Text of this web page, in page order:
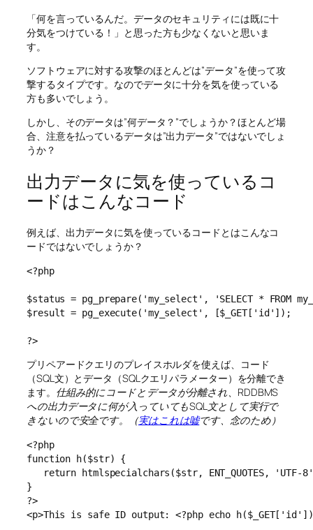
「何を言っているんだ。データのセキュリティには既に十
分気をつけている！」と思った方も少なくないと思いま
す。
ソフトウェアに対する攻撃のほとんどは”データ”を使って攻
撃するタイプです。なのでデータに十分を気を使っている
方も多いでしょう。
しかし、そのデータは”何データ？”でしょうか？ほとんど場
合、注意を払っているデータは”出力データ”ではないでしょ
うか？
出力データに気を使っているコ
ードはこんなコード
例えば、出力データに気を使っているコードとはこんなコ
ードではないでしょうか？
<?php
$status = pg_prepare('my_select', 'SELECT * FROM
$result = pg_execute('my_select', [$_GET['id']);
?>
プリペアードクエリのプレイスホルダを使えば、コード
（SQL文）とデータ（SQLクエリパラメーター）を分離でき
ます。 仕組み的にコードとデータが分離され、RDDBMS
への出力データに何が入っていてもSQL文として実行で
きないので安全です。（実はこれは嘘です、念のため）
<?php
function h($str) {
return htmlspecialchars($str, ENT_QUOTES, 'UTF-
}
?>
<p>This is safe ID output: <?php echo